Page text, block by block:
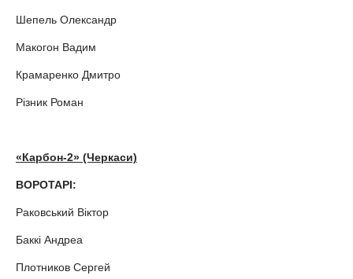
Шепель Олександр
Макогон Вадим
Крамаренко Дмитро
Різник Роман
«Карбон-2» (Черкаси)
ВОРОТАРІ:
Раковський Віктор
Баккі Андреа
Плотников Сергей